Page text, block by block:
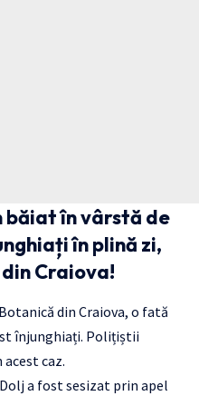
băiat în vârstă de
în plină zi,
Craiova!
din Craiova, o fată
înjunghiați. Polițiștii
caz.
a fost sesizat prin apel